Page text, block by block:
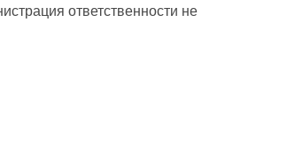
ответственности не